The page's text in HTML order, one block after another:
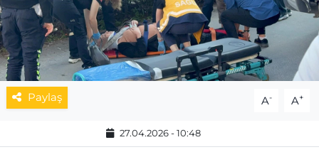
Paylaş A- A+
27.04.2026 - 10:48
ESKİŞEHİRSPOR